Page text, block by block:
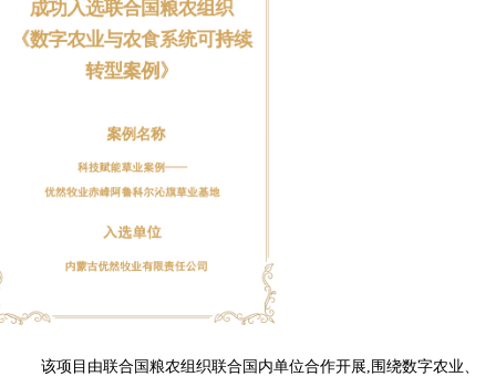
该项目由联合国粮农组织联合国内单位合作开展,围绕数字农业、